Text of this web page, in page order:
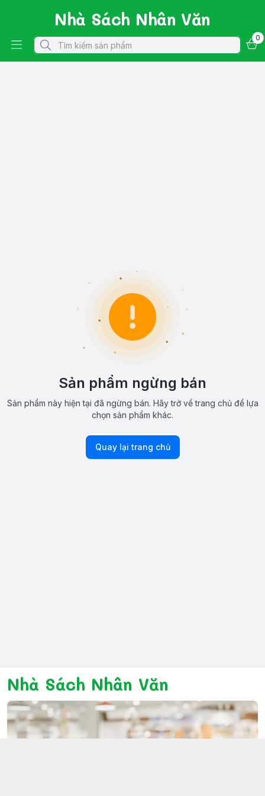
Nhà Sách Nhân Văn
0
Sản phẩm ngừng bán
Sản phẩm này hiện tại đã ngừng bán. Hãy trở về trang chủ để lựa
chọn sản phẩm khác.
Quay lại trang chủ
Nhà Sách Nhân Văn